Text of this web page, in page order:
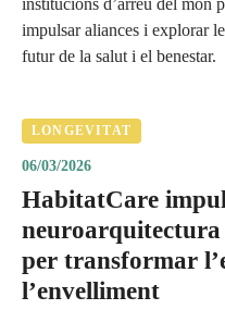
institucions d’arreu del món
impulsar aliances i explorar
futur de la salut i el benestar.
LONGEVITAT
06/03/2026
HabitatCare
neuroarquitectura
per transformar
l’envelliment